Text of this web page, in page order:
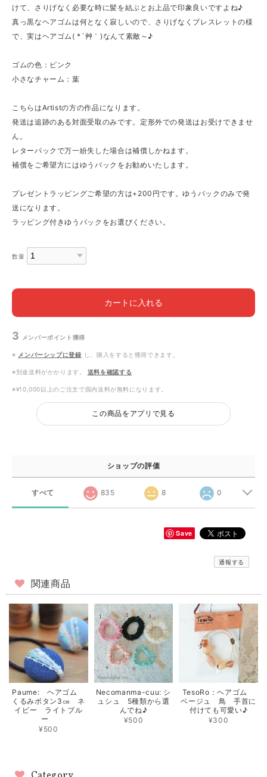
けて、さりげなく必要な時に髪を結ぶとお上品で印象良いですよね♪
真っ黒なヘアゴムは何となく寂しいので、さりげなくブレスレットの様
で、実はヘアゴム( *´艸｀)なんて素敵～♪
ゴムの色：ピンク
小さなチャーム：葉
こちらはArtistの方の作品になります。
発送は追跡のある対面受取のみです。定形外での発送はお受けできませ
ん。
レターパックで万一紛失した場合は補償しかねます。
補償をご希望方にはゆうパックをお勧めいたします。
プレゼントラッピングご希望の方は+200円です。ゆうパックのみで発
送になります。
ラッピング付きゆうパックをお選びください。
数量
カートに入れる
3 メンバーポイント 獲得
※ メンバーシップに登録 し、購入をすると獲得できます。
※別途送料がかかります。 送料を確認する
※¥10,000以上のご注文で国内送料が無料になります。
この商品をアプリで見る
ショップの評価
すべて 835 8 0
Save
通報する
関連商品
Paume: ヘアゴム
くるみボタン3㎝ ネ
イビー ライトブル
ー
¥500
Necomanma-cuu: シ
ュシュ 5種類から選
んでね♪
¥500
TesoRo：ヘアゴム
ベージュ 鳥 手首に
付けても可愛い♪
¥300